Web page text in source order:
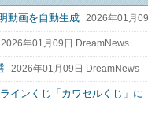
動画を自動生成 2026年01月
2026年01月09日 DreamNews
2026年01月09日 DreamNews
インくじ「カワセルくじ」に